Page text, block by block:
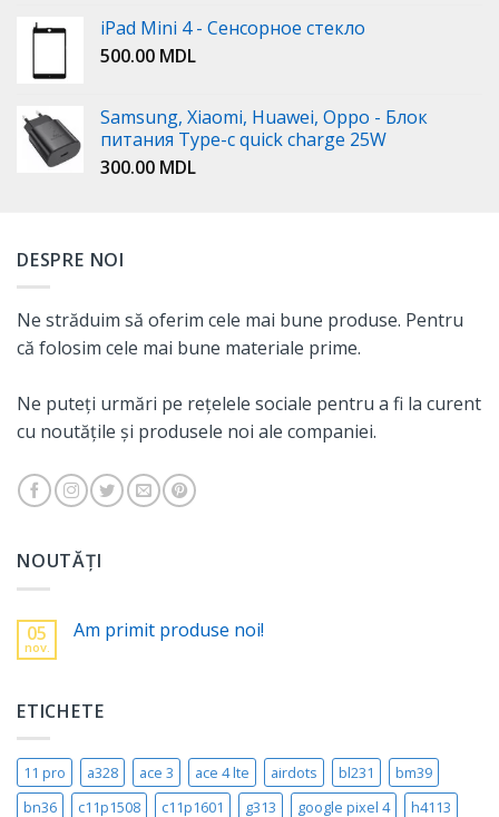
iPad Mini 4 - Сенсорное стекло
500.00 MDL
Samsung, Xiaomi, Huawei, Oppo - Блок
питания Type-c quick charge 25W
300.00 MDL
DESPRE NOI
Ne străduim să oferim cele mai bune produse. Pentru
că folosim cele mai bune materiale prime.
Ne puteți urmări pe rețelele sociale pentru a fi la curent
cu noutățile și produsele noi ale companiei.
NOUTĂȚI
05
nov.
Am primit produse noi!
ETICHETE
11 pro a328 ace 3 ace 4 lte airdots bl231
bm39
bn36
c11p1508 c11p1601 g313 google pixel 4 h4113